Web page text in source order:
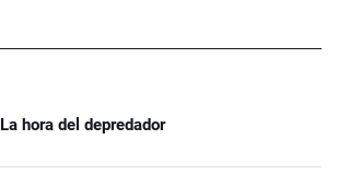
La hora del depredador